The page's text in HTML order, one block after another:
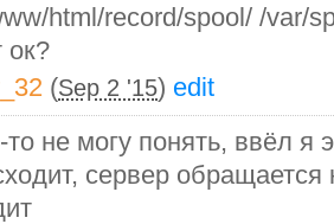
html/record/spool/ /var/
ок?
(Sep 2 '15) edit
то не могу понять, ввёл я
сервер обращается